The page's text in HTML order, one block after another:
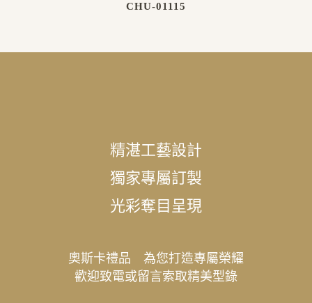
CHU-01115
精湛工藝設計
獨家專屬訂製
光彩奪目呈現
奧斯卡禮品 為您打造專屬榮耀
歡迎致電或留言索取精美型錄